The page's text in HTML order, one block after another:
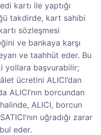
kartı ile yaptığı
takdirde, kart sahibi
sözleşmesi
ve bankaya karşı
ve taahhüt eder. Bu
yollara başvurabilir;
ücretini ALICI’dan
ALICI’nın borcundan
ALICI, borcun
uğradığı zarar
eder.